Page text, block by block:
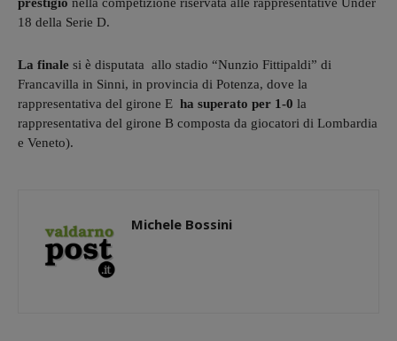
18 della Serie D.
La finale si è disputata allo stadio “Nunzio Fittipaldi” di
Francavilla in Sinni, in provincia di Potenza, dove la
rappresentativa del girone E ha superato per 1-0 la
rappresentativa del girone B composta da giocatori di Lombardia
e Veneto).
Michele Bossini